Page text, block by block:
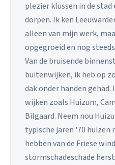
plezier klussen in de
dorpen. Ik ken
alleen van mijn werk,
opgegroeid en nog
Van de bruisende
buitenwijken, ik heb op
dak onder handen
wijken zoals Huizum,
Bilgaard. Neem nou
typische jaren '70
hebben van de Friese
stormschadeschade